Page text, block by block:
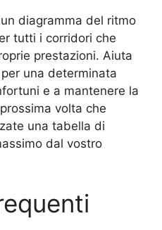
diagramma del ritmo
tutti i corridori che
prestazioni. Aiuta
una determinata
e a mantenere la
volta che
una tabella di
dal vostro